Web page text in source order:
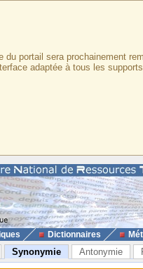
portail sera prochainement
adaptée à tous les
Dictionnaires
Synonymie Antonymie